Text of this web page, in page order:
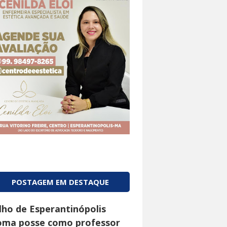
POSTAGEM EM DESTAQUE
de Esperantinópolis
posse como professor